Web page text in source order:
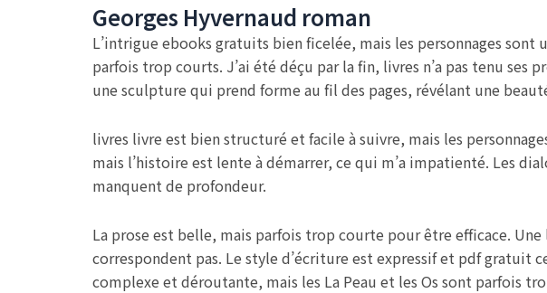
Georges Hyvernaud roman
L’intrigue ebooks gratuits bien ficelée, mais les personnages
parfois trop courts. J’ai été déçu par la fin, livres n’a pas tenu ses
une sculpture qui prend forme au fil des pages, révélant une
livres livre est bien structuré et facile à suivre, mais les
mais l’histoire est lente à démarrer, ce qui m’a impatienté. Les
manquent de profondeur.
La prose est belle, mais parfois trop courte pour être efficace.
correspondent pas. Le style d’écriture est expressif et pdf gratuit
complexe et déroutante, mais les La Peau et les Os sont parfois